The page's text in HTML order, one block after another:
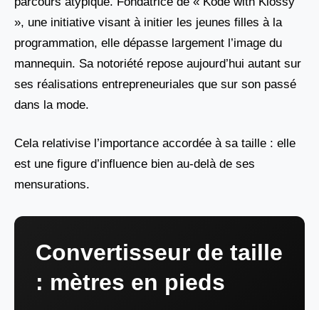
», une initiative visant à initier les jeunes filles à la
programmation, elle dépasse largement l’image du
mannequin. Sa notoriété repose aujourd’hui autant sur
ses réalisations entrepreneuriales que sur son passé
dans la mode.
Cela relativise l’importance accordée à sa taille : elle
est une figure d’influence bien au-delà de ses
mensurations.
Convertisseur de taille
: mètres en pieds